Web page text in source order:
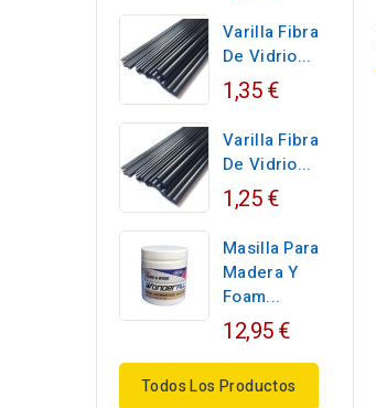
Varilla Fibra
De Vidrio...
1,35 €
Varilla Fibra
De Vidrio...
1,25 €
Masilla Para
Madera Y
Foam...
12,95 €
Todos Los Productos